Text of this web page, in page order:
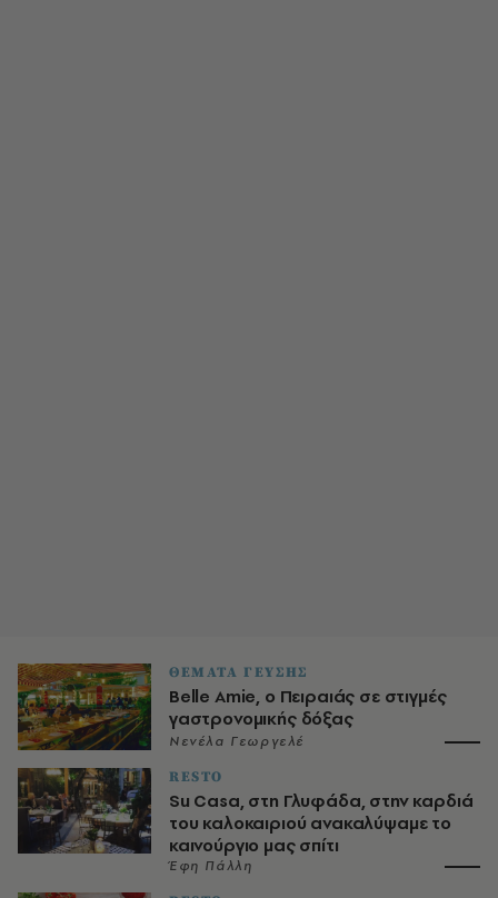
ΘΕΜΑΤΑ ΓΕΥΣΗΣ
Belle Amie, ο Πειραιάς σε στιγμές
γαστρονομικής δόξας
Νενέλα Γεωργελέ
RESTO
Su Casa, στη Γλυφάδα, στην καρδιά
του καλοκαιριού ανακαλύψαμε το
καινούργιο μας σπίτι
Έφη Πάλλη